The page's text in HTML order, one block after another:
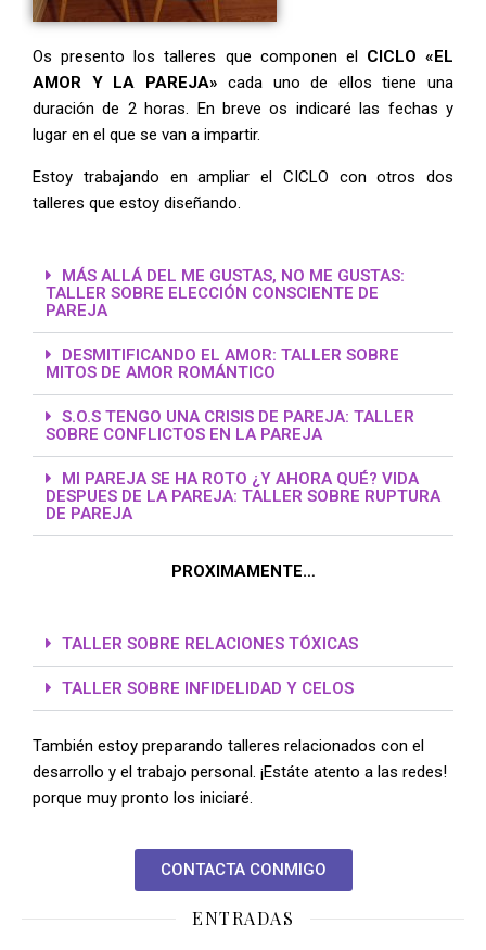
Os presento los talleres que componen el CICLO «EL
AMOR Y LA PAREJA»cada uno de ellos tiene una
duración de 2 horas. En breve os indicaré las fechas y
lugar en el que se van a impartir.
Estoy trabajando en ampliar el CICLO con otros dos
talleres que estoy diseñando.
MÁS ALLÁ DEL ME GUSTAS, NO ME GUSTAS:
TALLER SOBRE ELECCIÓN CONSCIENTE DE
PAREJA
DESMITIFICANDO EL AMOR: TALLER SOBRE
MITOS DE AMOR ROMÁNTICO
S.O.S TENGO UNA CRISIS DE PAREJA: TALLER
SOBRE CONFLICTOS EN LA PAREJA
MI PAREJA SE HA ROTO ¿Y AHORA QUÉ? VIDA
DESPUES DE LA PAREJA: TALLER SOBRE RUPTURA
DE PAREJA
PROXIMAMENTE…
TALLER SOBRE RELACIONES TÓXICAS
TALLER SOBRE INFIDELIDAD Y CELOS
También estoy preparando talleres relacionados con el
desarrollo y el trabajo personal. ¡Estáte atento a las redes!
porque muy pronto los iniciaré.
CONTACTA CONMIGO
ENTRADAS